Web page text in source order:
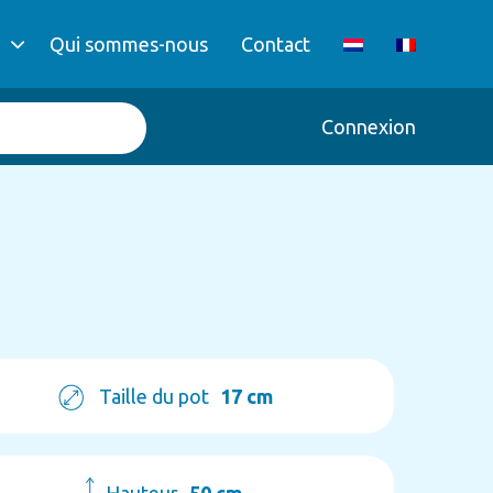
Qui sommes-nous Contact
Connexion
Taille du pot 17 cm